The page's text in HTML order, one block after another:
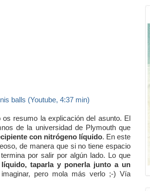
balls (Youtube, 4:37 min)
resumo la explicación del asunto. El
de la universidad de Plymouth que
con nitrógeno líquido. En este
de manera que si no tiene espacio
por salir por algún lado. Lo que
taparla y ponerla junto a un
pero mola más verlo ;-) Vía